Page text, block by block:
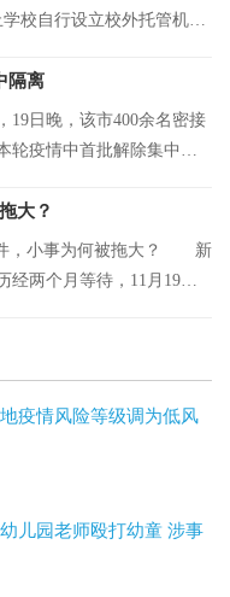
校自行设立校外托管机
隔离
日晚，该市400余名密接
轮疫情中首批解除集中隔
大？
，小事为何被拖大？ 新
两个月等待，11月19日
疫情风险等级调为低风
儿园老师殴打幼童 涉事